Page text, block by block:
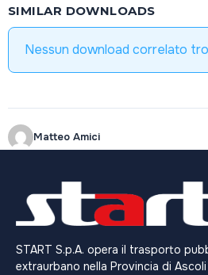
SIMILAR DOWNLOADS
Nessun download correlato
Matteo Amici
START S.p.A. opera il trasporto
extraurbano nella Provincia di